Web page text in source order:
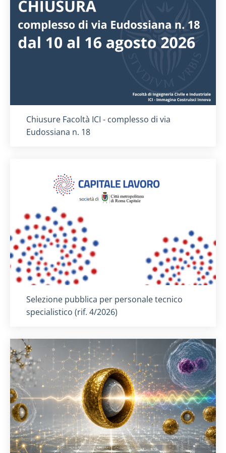
Titolo card:
Chiusure Facoltà ICI - complesso di via
Eudossiana n. 18
Titolo card:
Selezione pubblica per personale tecnico
specialistico (rif. 4/2026)